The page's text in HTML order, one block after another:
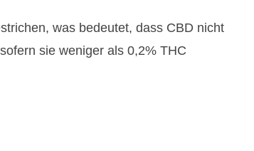
was bedeutet, dass CBD nicht
sie weniger als 0,2% THC